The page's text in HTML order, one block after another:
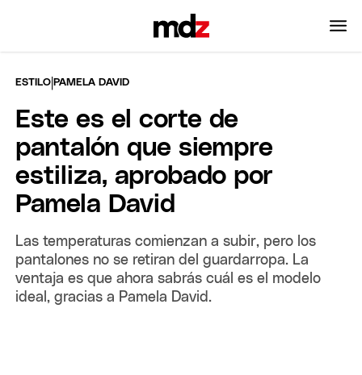
ESTILO |PAMELA DAVID
Este es el corte de
pantalón que siempre
estiliza, aprobado por
Pamela David
Las temperaturas comienzan a subir, pero los
pantalones no se retiran del guardarropa. La
ventaja es que ahora sabrás cuál es el modelo
ideal, gracias a Pamela David.